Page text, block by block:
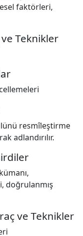
faktörleri,
ve Teknikler
resmîleştirme
adlandırılır.
doğrulanmış
ve Teknikler